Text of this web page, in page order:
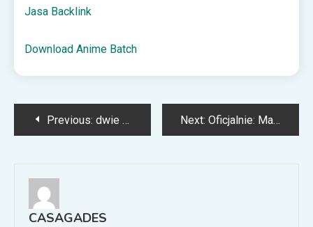
Jasa Backlink
Download Anime Batch
PostPrevious: dwie gwiazdy Juventusu ukarane przez klub! Next: Oficjalnie: Magdalena Fręch w II rundzie Rolanda Garrosa!
CASAGADES